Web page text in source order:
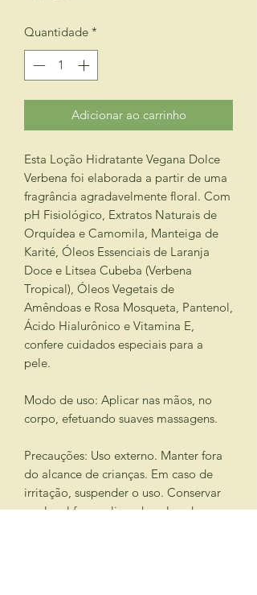
Quantidade *
Adicionar ao carrinho
Esta Loção Hidratante Vegana Dolce
Verbena foi elaborada a partir de uma
fragrância agradavelmente floral. Com
pH Fisiológico, Extratos Naturais de
Orquídea e Camomila, Manteiga de
Karité, Óleos Essenciais de Laranja
Doce e Litsea Cubeba (Verbena
Tropical), Óleos Vegetais de
Amêndoas e Rosa Mosqueta, Pantenol,
Ácido Hialurônico e Vitamina E,
confere cuidados especiais para a
pele.
Modo de uso: Aplicar nas mãos, no
corpo, efetuando suaves massagens.
Precauções: Uso externo. Manter fora
do alcance de crianças. Em caso de
irritação, suspender o uso. Conservar
em local fresco, livre do calor, da